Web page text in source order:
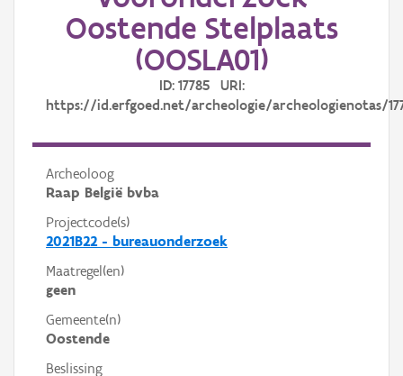
Oostende Stelplaats
(OOSLA01)
ID: 17785 URI:
https://id.erfgoed.net/archeologie/archeologienotas/
Archeoloog
Raap België bvba
Projectcode(s)
2021B22 - bureauonderzoek
Maatregel(en)
geen
Gemeente(n)
Oostende
Beslissing